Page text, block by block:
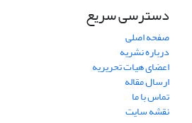
دسترسی سریع
صفحه اصلی
درباره نشریه
اعضای هیات تحریریه
ارسال مقاله
تماس با ما
نقشه سایت